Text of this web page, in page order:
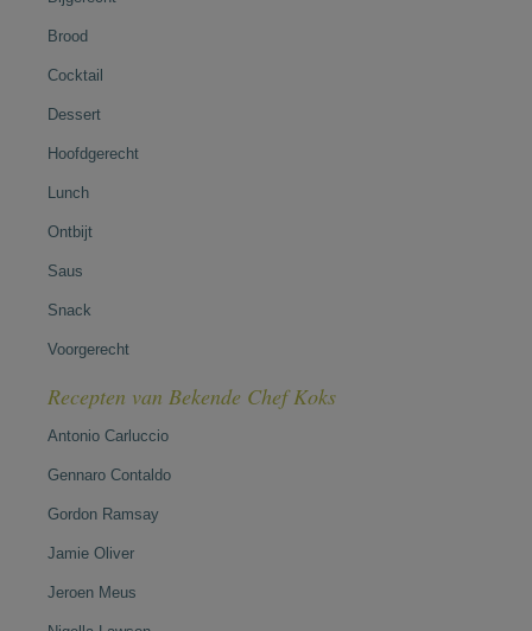
Brood
Cocktail
Dessert
Hoofdgerecht
Lunch
Ontbijt
Saus
Snack
Voorgerecht
Recepten van Bekende Chef Koks
Antonio Carluccio
Gennaro Contaldo
Gordon Ramsay
Jamie Oliver
Jeroen Meus